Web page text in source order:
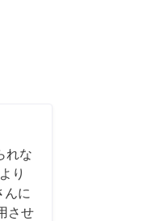
れな
り
んに
させ